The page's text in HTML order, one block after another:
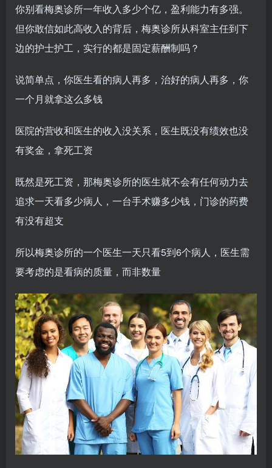
你别看梅奥诊所一年收入多少个亿，盈利能力有多强。
但你敢信如此高收入的背后，梅奥诊所从科室主任到下
边的护士护工，实行的都是固定薪酬制吗？
说简单点，你医生看的病人再多，治好的病人再多，你
一个月就拿这么多钱
医院的营收和医生的收入没关系，医生既没有绩效也没
有奖金，拿死工资
既然是死工资，那梅奥诊所的医生就不会有任何动力去
追求一天看多少病人，一台手术赚多少钱，门诊的药费
有没有超支
所以梅奥诊所的一个医生一天只看5到6个病人，医生需
要考虑的是看病的质量，而非数量